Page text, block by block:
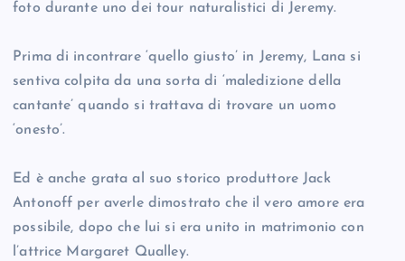
foto durante uno dei tour naturalistici di Jeremy.
Prima di incontrare ‘quello giusto’ in Jeremy, Lana si
sentiva colpita da una sorta di ‘maledizione della
cantante’ quando si trattava di trovare un uomo
‘onesto’.
Ed è anche grata al suo storico produttore Jack
Antonoff per averle dimostrato che il vero amore era
possibile, dopo che lui si era unito in matrimonio con
l’attrice Margaret Qualley.